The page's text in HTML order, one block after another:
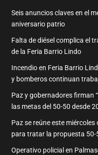
Seis anuncios claves en el
aniversario patrio
Falta de diésel complica el
de la Feria Barrio Lindo
Incendio en Feria Barrio
y bomberos continuan
Paz y gobernadores firman
las metas del 50-50 desde
Paz se reúne este
para tratar la propuesta 50-
Operativo policial en